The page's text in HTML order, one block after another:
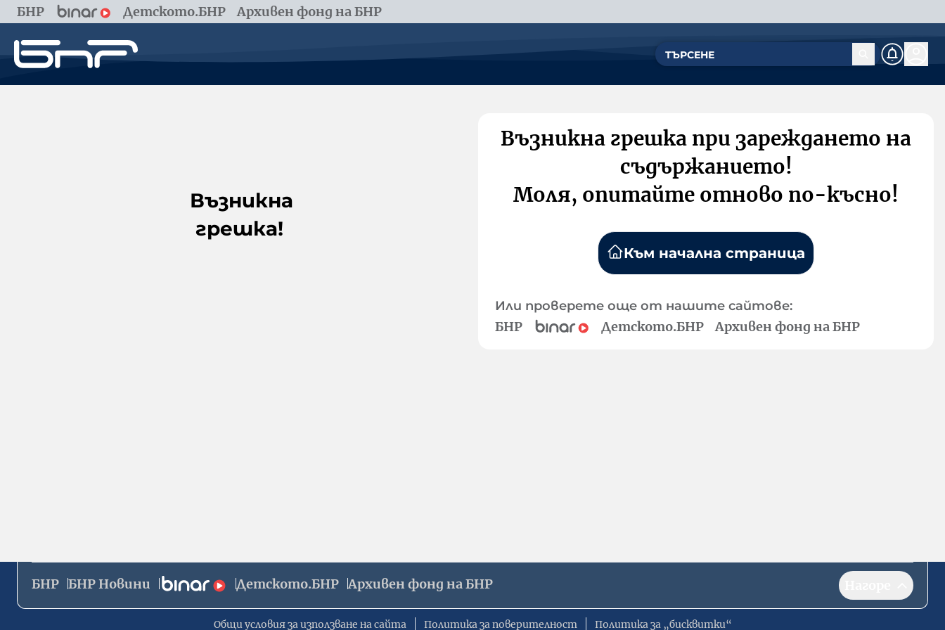
БНР Детското.БНР Архивен фонд на БНР
Възникна
грешка!
Възникна грешка при зареждането на
съдържанието!
Моля, опитайте отново по-късно!
Към начална страница
Или проверете още от нашите сайтове:
БНР Детското.БНР Архивен фонд на БНР
БНР БНР Новини Детското.БНР Архивен фонд на БНР
Общи условия за използване на сайта Политика за поверителност Политика за „бисквитки“